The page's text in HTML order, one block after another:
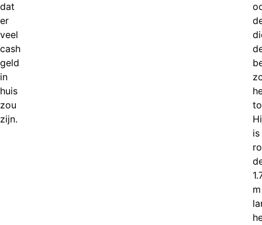
dat
er
veel
cash
geld
in
huis
zou
zijn.
is
m